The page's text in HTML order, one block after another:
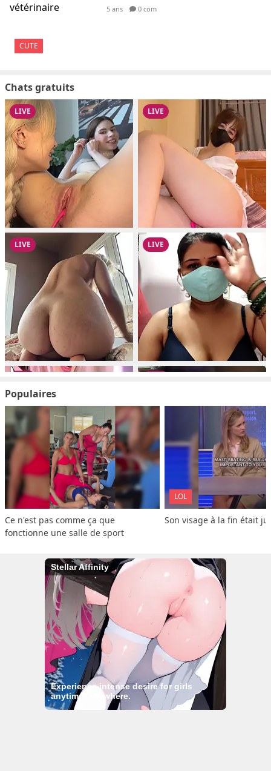
CUTE
5 ans 0 com
Chats gratuits
Populaires
Ce n'est pas comme ça que
fonctionne une salle de sport
LOL
Son visage à la fin était